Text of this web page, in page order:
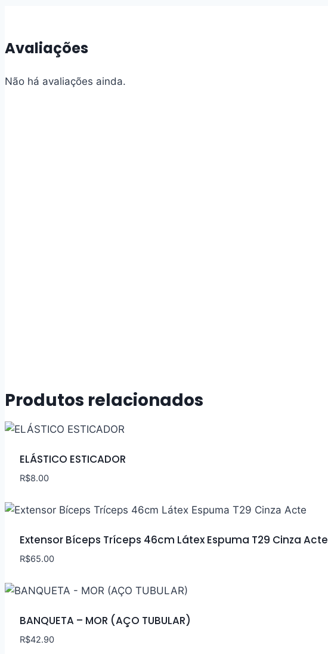
Avaliações
Não há avaliações ainda.
Produtos relacionados
ELÁSTICO ESTICADOR
R$8.00
Extensor Bíceps Tríceps 46cm Látex Espuma T29 Cinza Acte
R$65.00
BANQUETA – MOR (AÇO TUBULAR)
R$42.90